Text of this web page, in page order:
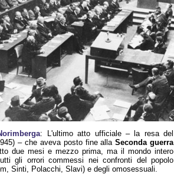
: L'ultimo atto ufficiale – la resa del
– che aveva posto fine allaSeconda guerra
due mesi e mezzo prima, ma il mondo intero
gli orrori commessi nei confronti del popolo
Sinti, Polacchi, Slavi) e degli omosessuali.